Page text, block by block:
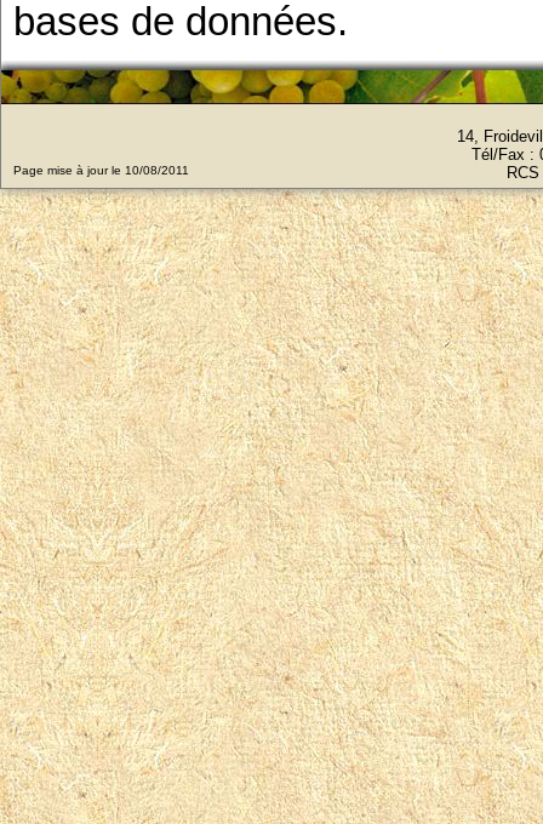
bases de données.
14,
Tél/Fax :
Page mise à jour le 10/08/2011